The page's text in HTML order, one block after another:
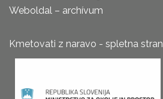
Weboldal – archívum
Kmetovati z naravo - spletna stran